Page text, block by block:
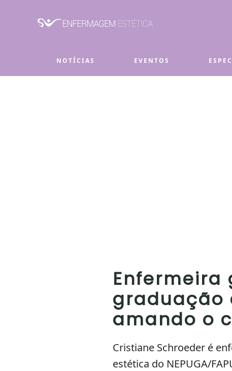
Skip to main content
NOTÍCIAS EVENTOS
graduação
amando o
Cristiane Schroeder é
estética do NEPUGA/